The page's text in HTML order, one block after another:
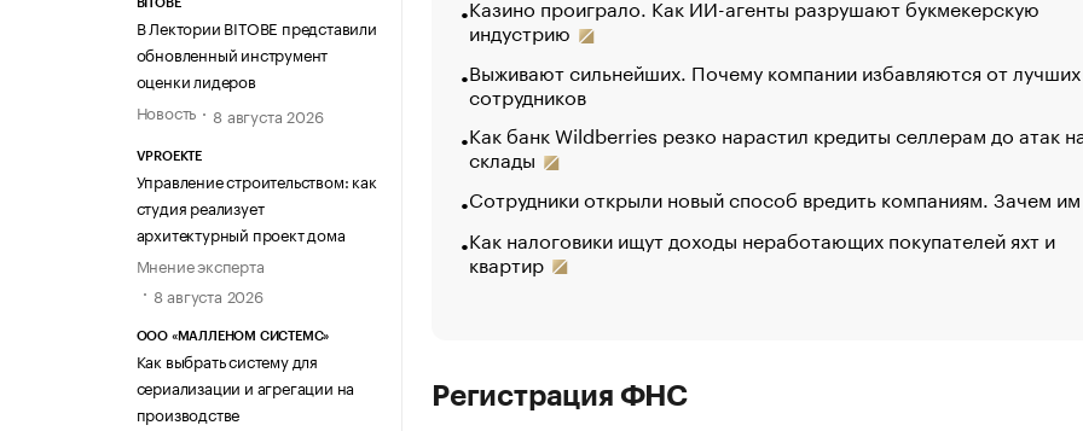
BITOBE
В Лектории BITOBE представили
обновленный инструмент
оценки лидеров
Новость
8 августа 2026
VPROEKTE
Управление строительством: как
студия реализует
архитектурный проект дома
Мнение эксперта
8 августа 2026
ООО «МАЛЛЕНОМ СИСТЕМС»
Как выбрать систему для
сериализации и агрегации на
производстве
Казино проиграло. Как ИИ-агенты разрушают букмекерскую
индустрию
Выживают сильнейших. Почему компании избавляются от лучших
сотрудников
Как банк Wildberries резко нарастил кредиты селлерам до атак
склады
Сотрудники открыли новый способ вредить компаниям. Зачем
Как налоговики ищут доходы неработающих покупателей яхт и
квартир
Регистрация ФНС